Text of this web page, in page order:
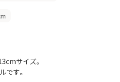
サイズ。
です。